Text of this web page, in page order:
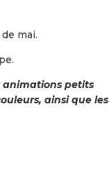
mai.
animations petits
ainsi que les